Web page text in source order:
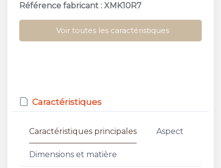
Référence fabricant : XMK10R7
Voir toutes les caractéristiques
Caractéristiques
Caractéristiques principales Aspect
Dimensions et matière